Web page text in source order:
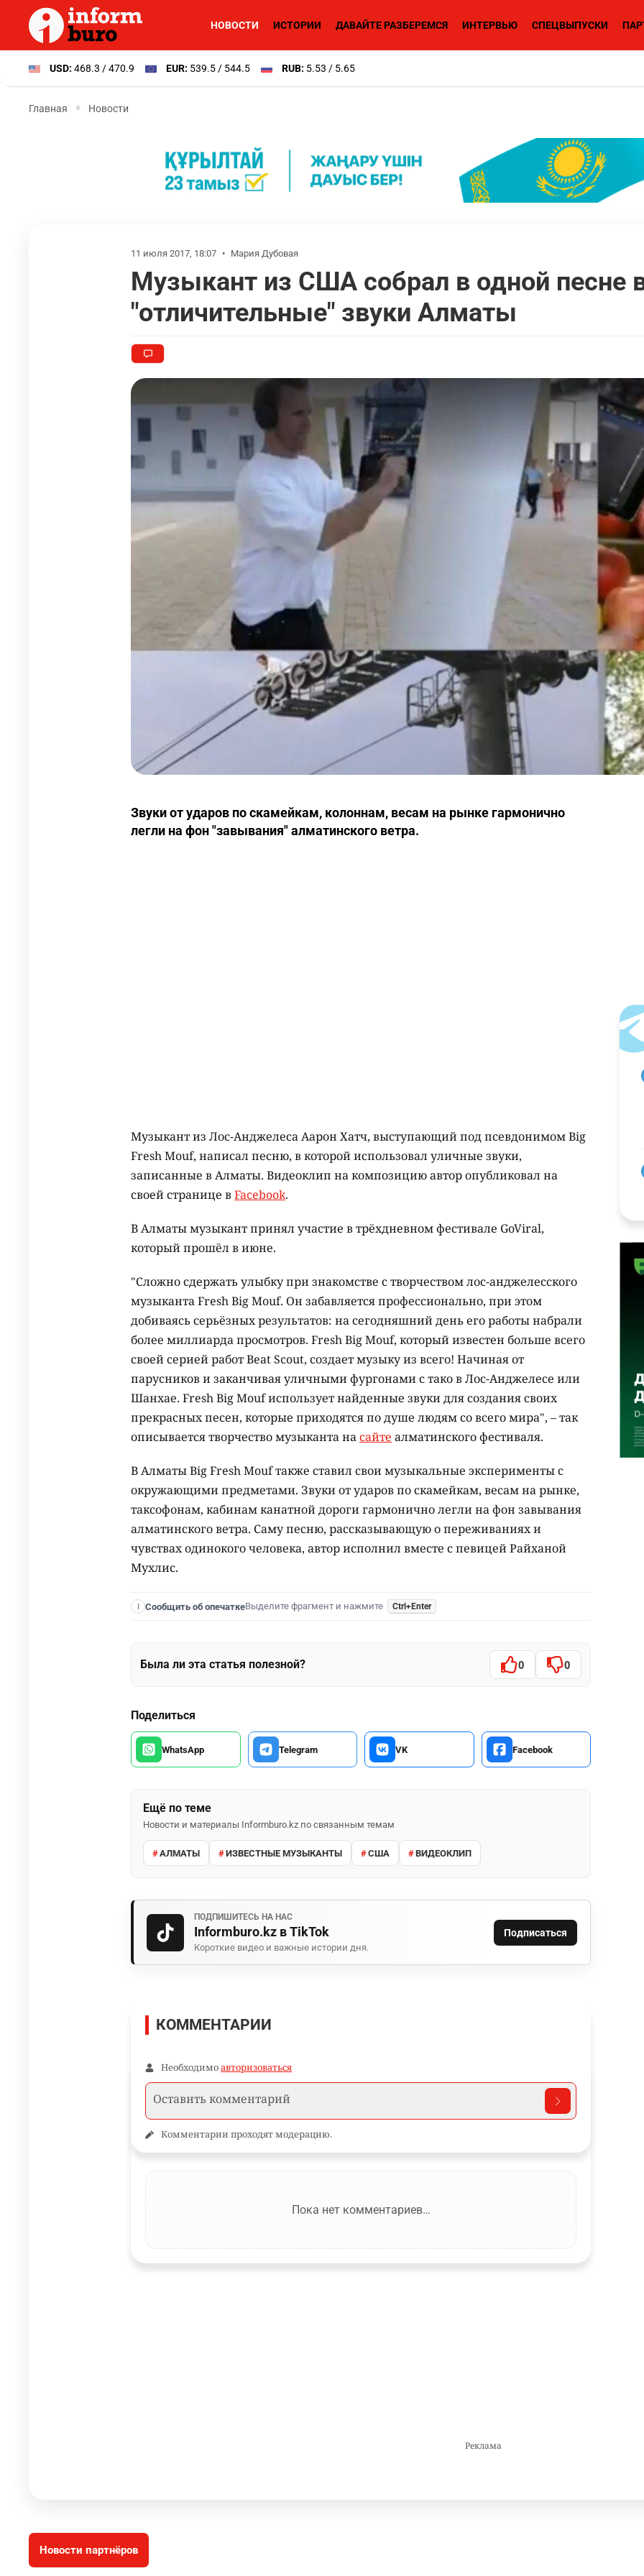
НОВОСТИ ИСТОРИИ ДАВАЙТЕ РАЗБЕРЕМСЯ ИНТЕРВЬЮ СПЕЦВЫПУСКИ
USD: 468.3 / 470.9 EUR: 539.5 / 544.5 RUB: 5.53 / 5.65
Главная Новости
11 июля 2017, 18:07 • Мария Дубовая
Музыкант из США собрал в одной песне
"отличительные" звуки Алматы
Звуки от ударов по скамейкам, колоннам, весам на рынке гармонично
легли на фон "завывания" алматинского ветра.
Музыкант из Лос-Анджелеса Аарон Хатч, выступающий под псевдонимом Big
Fresh Mouf, написал песню, в которой использовал уличные звуки,
записанные в Алматы. Видеоклип на композицию автор опубликовал на
своей странице вFacebook.
В Алматы музыкант принял участие в трёхдневном фестивале GoViral,
который прошёл в июне.
"Сложно сдержать улыбку при знакомстве с творчеством лос-анджелесского
музыканта Fresh Big Mouf. Он забавляется профессионально, при этом
добиваясь серьёзных результатов: на сегодняшний день его работы набрали
более миллиарда просмотров. Fresh Big Mouf, который известен больше всего
своей серией работ Beat Scout, создает музыку из всего! Начиная от
парусников и заканчивая уличными фургонами с тако в Лос-Анджелесе или
Шанхае. Fresh Big Mouf использует найденные звуки для создания своих
прекрасных песен, которые приходятся по душе людям со всего мира", – так
описывается творчество музыканта насайте алматинского фестиваля.
В Алматы Big Fresh Mouf также ставил свои музыкальные эксперименты с
окружающими предметами. Звуки от ударов по скамейкам, весам на рынке,
таксофонам, кабинам канатной дороги гармонично легли на фон завывания
алматинского ветра. Саму песню, рассказывающую о переживаниях и
чувствах одинокого человека, автор исполнил вместе с певицей Райханой
Мухлис.
I Сообщить об опечаткеВыделите фрагмент и нажмите Ctrl+Enter
Была ли эта статья полезной? 0 0
Поделиться
WhatsApp Telegram VK Facebook
Ещё по теме
Новости и материалы Informburo.kz по связанным темам
АЛМАТЫ ИЗВЕСТНЫЕ МУЗЫКАНТЫ США ВИДЕОКЛИП
ПОДПИШИТЕСЬ НА НАС
Informburo.kz в TikTok
Короткие видео и важные истории дня.
Подписаться
КОММЕНТАРИИ
Необходимоавторизоваться
Комментарии проходят модерацию.
Пока нет комментариев…
Новости партнёров